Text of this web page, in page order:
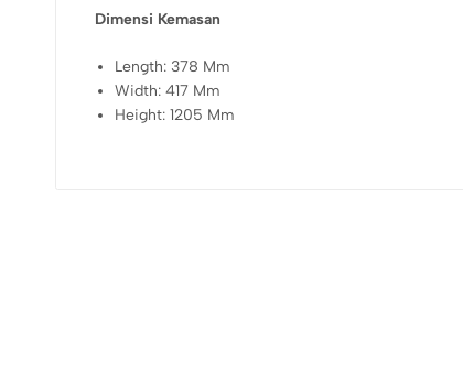
Dimensi Kemasan
Length: 378 Mm
Width: 417 Mm
Height: 1205 Mm